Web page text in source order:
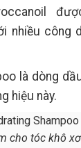
nhiều công
là dòng
hiệu này.
cho tóc khô